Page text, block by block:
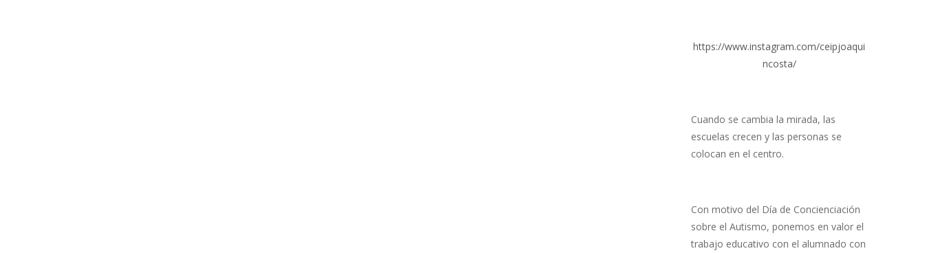
https://www.instagram.com/ceipjoaqui
ncosta/
Cuando se cambia la mirada, las
escuelas crecen y las personas se
colocan en el centro.
Con motivo del Día de Concienciación
sobre el Autismo, ponemos en valor el
trabajo educativo con el alumnado con